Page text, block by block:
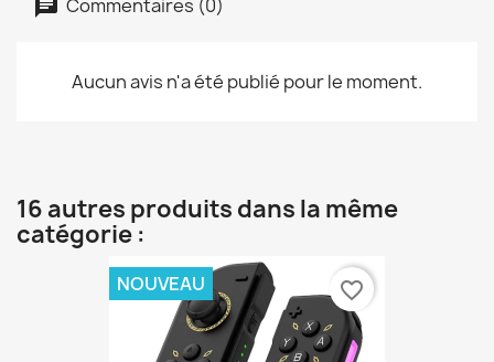
Commentaires (0)
Aucun avis n'a été publié pour le moment.
16 autres produits dans la même
catégorie :
NOUVEAU favorite_border